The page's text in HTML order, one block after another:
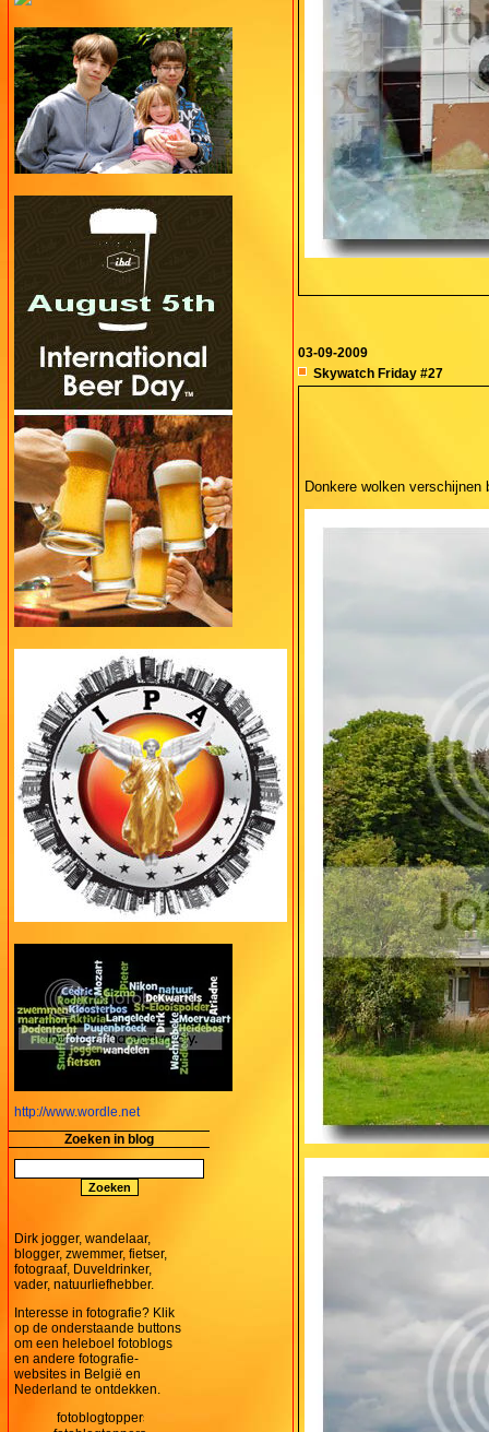
http://www.wordle.net
Zoeken in blog
Dirk jogger, wandelaar,
blogger, zwemmer, fietser,
fotograaf, Duveldrinker,
vader, natuurliefhebber.
Interesse in fotografie? Klik
op de onderstaande buttons
om een heleboel fotoblogs
en andere fotografie-
websites in België en
Nederland te ontdekken.
03-09-2009
Skywatch Friday #27
Donkere wolken verschijnen